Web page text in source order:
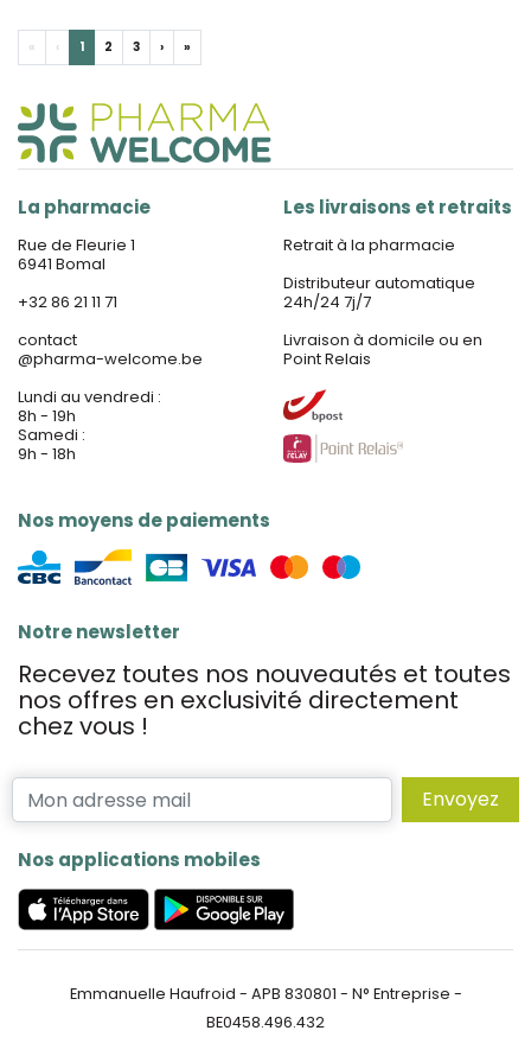
« ‹ 1 2 3 › »
La pharmacie
Rue de Fleurie 1
6941 Bomal
+32 86 21 11 71
contact
@pharma-welcome.be
Lundi au vendredi :
8h - 19h
Samedi :
9h - 18h
Nos moyens de paiements
Les livraisons et retraits
Retrait à la pharmacie
Distributeur automatique
24h/24 7j/7
Livraison à domicile ou en
Point Relais
Notre newsletter
Recevez toutes nos nouveautés et toutes
nos offres en exclusivité directement
chez vous !
Envoyez
Nos applications mobiles
Emmanuelle Haufroid - APB 830801 - N° Entreprise -
BE0458.496.432